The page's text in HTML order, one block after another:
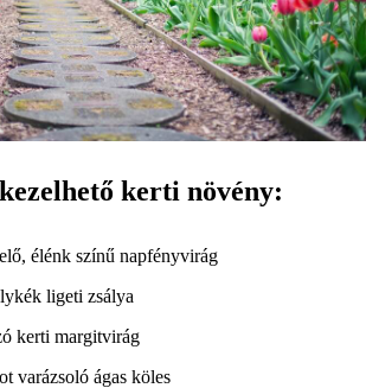
kerti növény:
élénk színű napfényvirág
ligeti zsálya
kerti margitvirág
varázsoló ágas köles